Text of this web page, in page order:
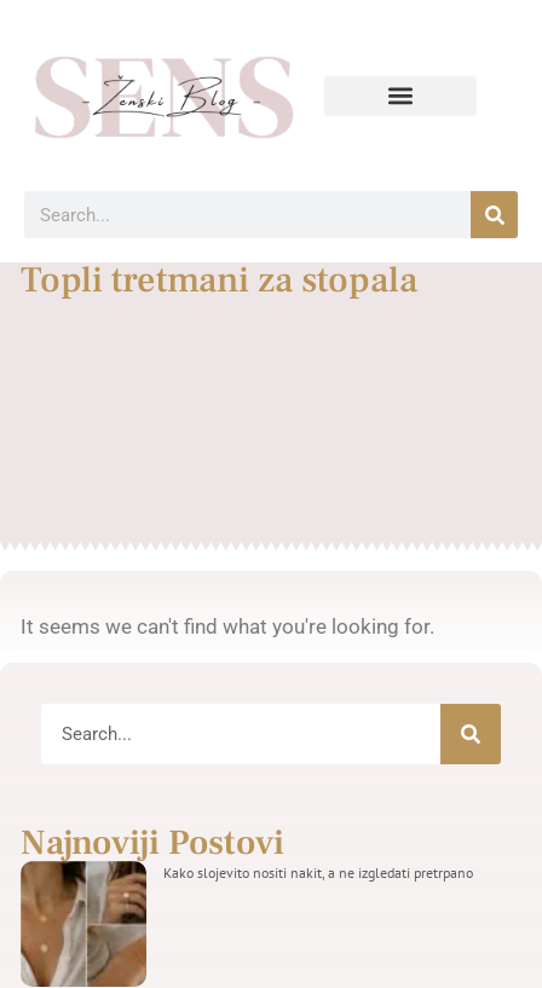
Topli tretmani za stopala
It seems we can't find what you're looking for.
Najnoviji Postovi
Kako slojevito nositi nakit, a ne izgledati pretrpano